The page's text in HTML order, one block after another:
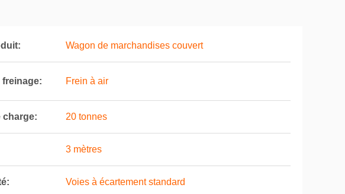
Wagon de marchandises couvert
freinage: Frein à air
charge: 20 tonnes
3 mètres
Voies à écartement standard